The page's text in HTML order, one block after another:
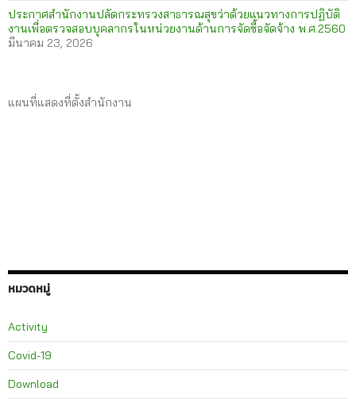
ประกาศสำนักงานปลัดกระทรวงสาธารณสุขว่าด้วยแนวทางการปฏิบัติ
งานเพื่อตรวจสอบบุคลากรในหน่วยงานด้านการจัดซื้อจัดจ้าง พ.ศ.2560
มีนาคม 23, 2026
แผนที่แสดงที่ตั้งสำนักงาน
หมวดหมู่
Activity
Covid-19
Download